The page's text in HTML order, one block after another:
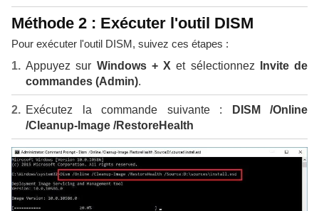
Méthode 2 : Exécuter l'outil DISM
Pour exécuter l'outil DISM, suivez ces étapes :
Appuyez sur Windows + X et sélectionnez
Invite de
commandes (Admin).
Exécutez la commande suivante :
DISM /Online
/Cleanup-Image /RestoreHealth